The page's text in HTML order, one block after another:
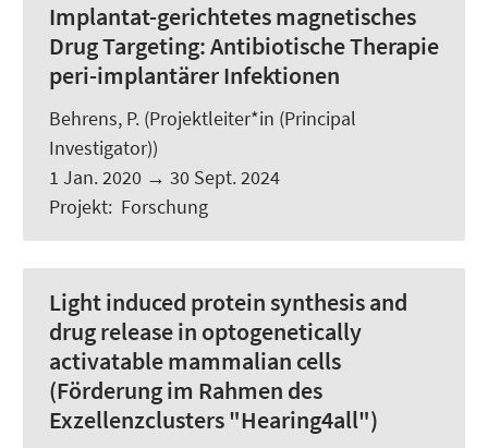
Implantat-gerichtetes magnetisches
Drug Targeting: Antibiotische Therapie
peri-implantärer Infektionen
Behrens, P. (Projektleiter*in (Principal
Investigator))
1 Jan. 2020 → 30 Sept. 2024
Projekt: Forschung
Light induced protein synthesis and
drug release in optogenetically
activatable mammalian cells
(Förderung im Rahmen des
Exzellenzclusters "Hearing4all")